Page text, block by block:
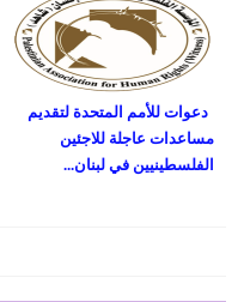
دعوات للأمم المتحدة لتقديم
مساعدات عاجلة للاجئين
الفلسطينيين في لبنان...